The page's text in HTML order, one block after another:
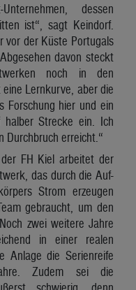
dessen
ist“, sagt Keindorf.
vor der Küste Portugals
davon steckt
noch in den
Lernkurve, aber die
Forschung hier und ein
Strecke ein. Ich
Durchbruch erreicht.“
FH Kiel arbeitet der
das durch die Auf-
Strom erzeugen
gebraucht, um den
zwei weitere Jahre
in einer realen
Anlage die Serienreife
Zudem sei die